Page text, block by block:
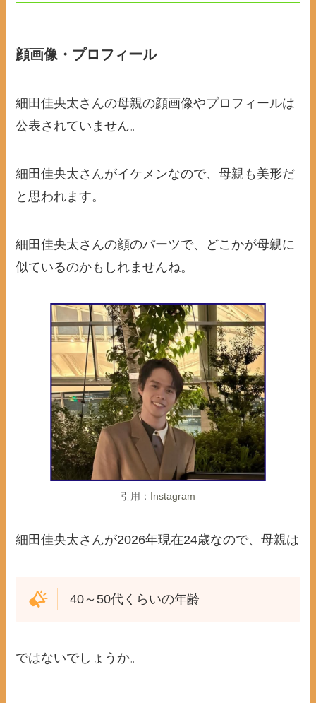
顔画像・プロフィール
細田佳央太さんの母親の顔画像やプロフィールは
公表されていません。
細田佳央太さんがイケメンなので、母親も美形だ
と思われます。
細田佳央太さんの顔のパーツで、どこかが母親に
似ているのかもしれませんね。
引用： Instagram
細田佳央太さんが2026年現在24歳なので、母親は
40～50代くらいの年齢
ではないでしょうか。